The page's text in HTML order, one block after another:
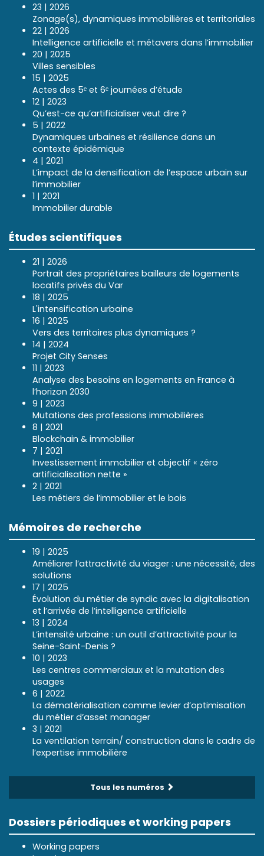
23 | 2026
Zonage(s), dynamiques immobilières et territoriales
22 | 2026
Intelligence artificielle et métavers dans l’immobilier
20 | 2025
Villes sensibles
15 | 2025
Actes des 5ᵉ et 6ᵉ journées d’étude
12 | 2023
Qu’est-ce qu’artificialiser veut dire ?
5 | 2022
Dynamiques urbaines et résilience dans un
contexte épidémique
4 | 2021
L’impact de la densification de l’espace urbain sur
l’immobilier
1 | 2021
Immobilier durable
Études scientifiques
21 | 2026
Portrait des propriétaires bailleurs de logements
locatifs privés du Var
18 | 2025
L'intensification urbaine
16 | 2025
Vers des territoires plus dynamiques ?
14 | 2024
Projet City Senses
11 | 2023
Analyse des besoins en logements en France à
l’horizon 2030
9 | 2023
Mutations des professions immobilières
8 | 2021
Blockchain & immobilier
7 | 2021
Investissement immobilier et objectif « zéro
artificialisation nette »
2 | 2021
Les métiers de l’immobilier et le bois
Mémoires de recherche
19 | 2025
Améliorer l’attractivité du viager : une nécessité, des
solutions
17 | 2025
Évolution du métier de syndic avec la digitalisation
et l’arrivée de l’intelligence artificielle
13 | 2024
L’intensité urbaine : un outil d’attractivité pour la
Seine-Saint-Denis ?
10 | 2023
Les centres commerciaux et la mutation des
usages
6 | 2022
La dématérialisation comme levier d’optimisation
du métier d’asset manager
3 | 2021
La ventilation terrain/ construction dans le cadre de
l’expertise immobilière
Tous les numéros
Dossiers périodiques et working papers
Working papers